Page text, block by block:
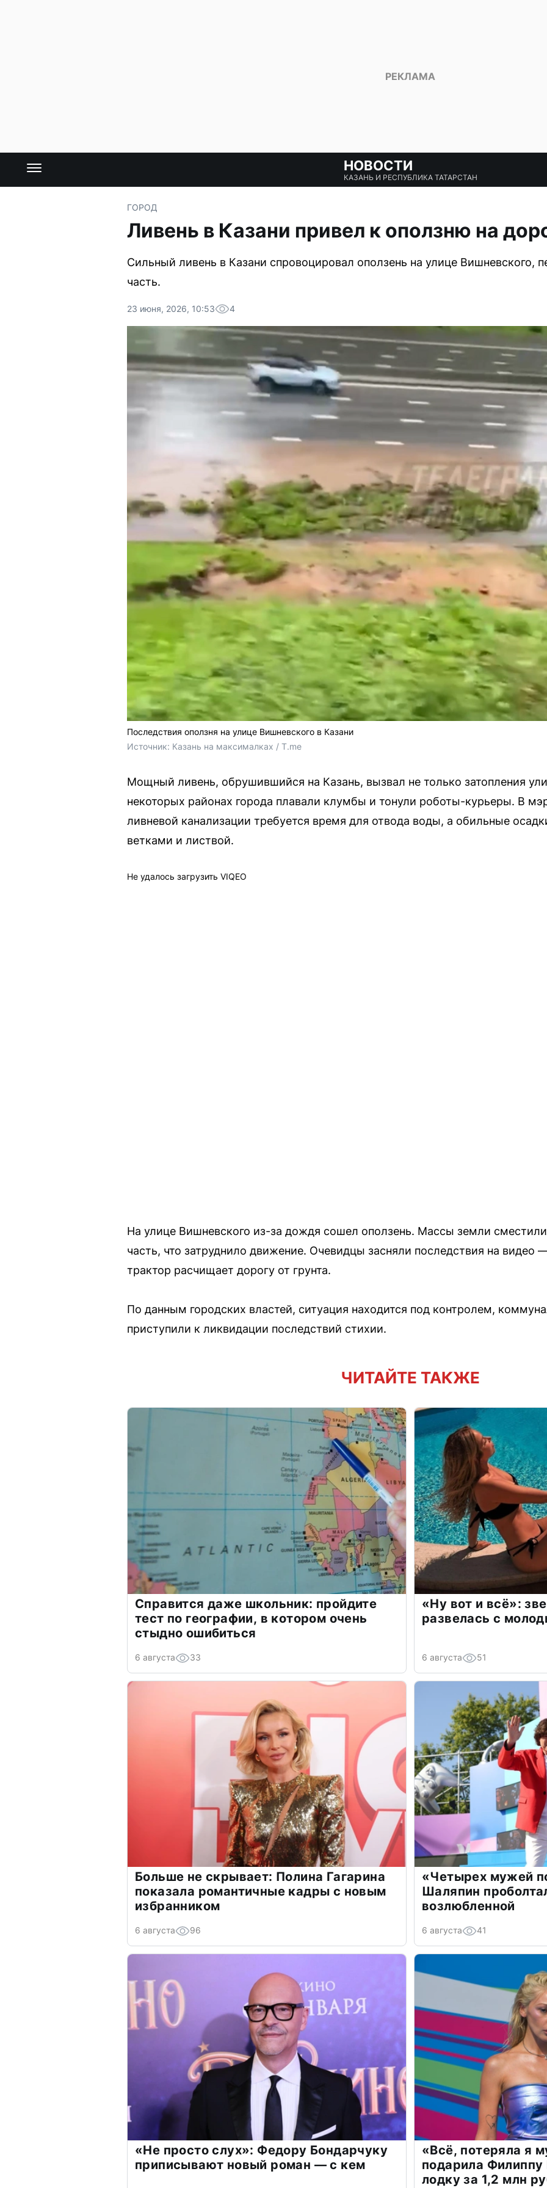
НОВОСТИ
КАЗАНЬ И РЕСПУБЛИКА ТАТАРСТАН
ГОРОД
Ливень в Казани привел к оползню на
Сильный ливень в Казани спровоцировал оползень на улице Вишневского,
часть.
23 июня, 2026, 10:53 4
Последствия оползня на улице Вишневского в Казани
Источник: Казань на максималках / T.me
Мощный ливень, обрушившийся на Казань, вызвал не только затопления
некоторых районах города плавали клумбы и тонули роботы-курьеры. В
ливневой канализации требуется время для отвода воды, а обильные
ветками и листвой.
Не удалось загрузить VIQEO
На улице Вишневского из-за дождя сошел оползень. Массы земли
часть, что затруднило движение. Очевидцы засняли последствия на видео
трактор расчищает дорогу от грунта.
По данным городских властей, ситуация находится под контролем,
приступили к ликвидации последствий стихии.
ЧИТАЙТЕ ТАКЖЕ
Справится даже школьник: пройдите
тест по географии, в котором очень
стыдно ошибиться
6 августа 33
«Ну вот и всё»:
развелась с
6 августа 51
Больше не скрывает: Полина Гагарина
показала романтичные кадры с новым
избранником
6 августа 96
«Четырех мужей
Шаляпин
возлюбленной
6 августа 41
«Не просто слух»: Федору Бондарчуку
приписывают новый роман — с кем
«Всё, потеряла я
подарила
лодку за 1,2 млн